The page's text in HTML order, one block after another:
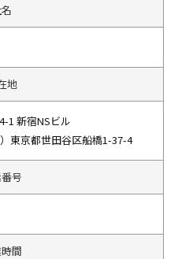
地
1 新宿NSビル
東京都世田谷区船橋1-37-4
号
間